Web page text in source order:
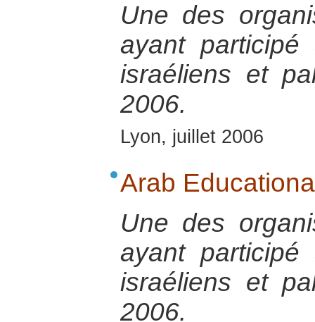
Une des
ayant
israéliens et
2006.
Lyon, juillet 2006
Arab
Une des
ayant
israéliens et
2006.